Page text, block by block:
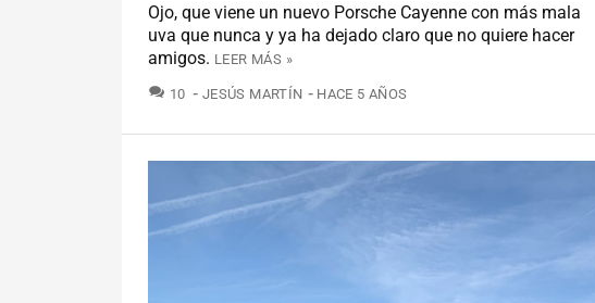
Ojo, que viene un nuevo Porsche Cayenne con más mala
uva que nunca y ya ha dejado claro que no quiere hacer
amigos. LEER MÁS »
10 COMENTARIOS
JESÚS MARTÍN HACE 5 AÑOS